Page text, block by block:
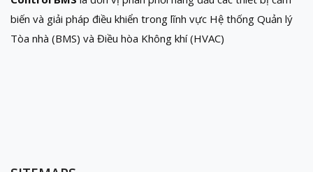
biến và giải pháp điều khiển trong lĩnh vực Hệ thống Quản lý
Tòa nhà (BMS) và Điều hòa Không khí (HVAC)